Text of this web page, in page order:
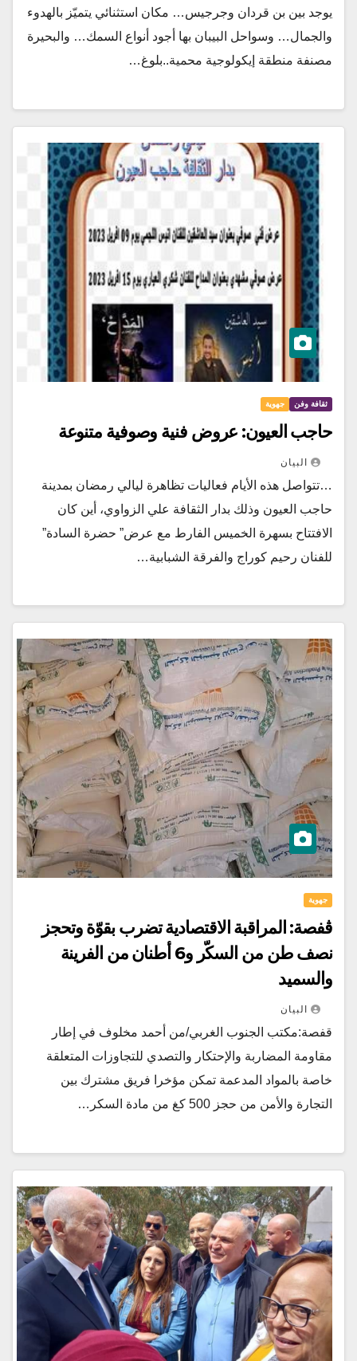
يوجد بين بن قردان وجرجيس… مكان استثنائي يتميّز بالهدوء
والجمال… وسواحل البيبان بها أجود أنواع السمك… والبحيرة
مصنفة منطقة إيكولوجية محمية..بلوغ…
ثقافة وفن جهوية
حاجب العيون: عروض فنية وصوفية متنوعة
البيان
…تتواصل هذه الأيام فعاليات تظاهرة ليالي رمضان بمدينة
حاجب العيون وذلك بدار الثقافة علي الزواوي، أين كان
الافتتاح بسهرة الخميس الفارط مع عرض” حضرة السادة”
للفنان رحيم كوراج والفرقة الشبابية…
جهوية
ڨفصة: المراقبة الاقتصادية تضرب بقوّة وتحجز
نصف طن من السكّر و6 أطنان من الفرينة
والسميد
البيان
قفصة:مكتب الجنوب الغربي/من أحمد مخلوف في إطار
مقاومة المضاربة والإحتكار والتصدي للتجاوزات المتعلقة
خاصة بالمواد المدعمة تمكن مؤخرا فريق مشترك بين
التجارة والأمن من حجز 500 كغ من مادة السكر…